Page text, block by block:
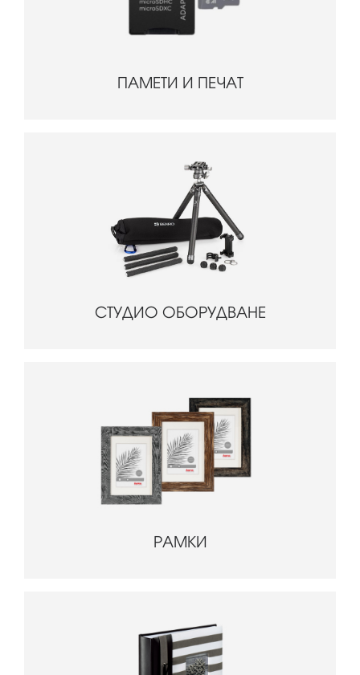
ПАМЕТИ И ПЕЧАТ
СТУДИО ОБОРУДВАНЕ
РАМКИ